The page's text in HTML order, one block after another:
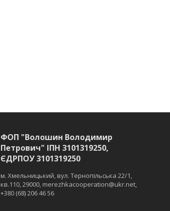
ФОП "Волошин Володимир
Петрович" ІПН 3101319250,
ЄДРПОУ 3101319250
м. Хмельницький, вул. Тернопільська 22/1,
кв.110, 29000, merezhkacooperation@ukr.net,
+380 (68) 206 46 56